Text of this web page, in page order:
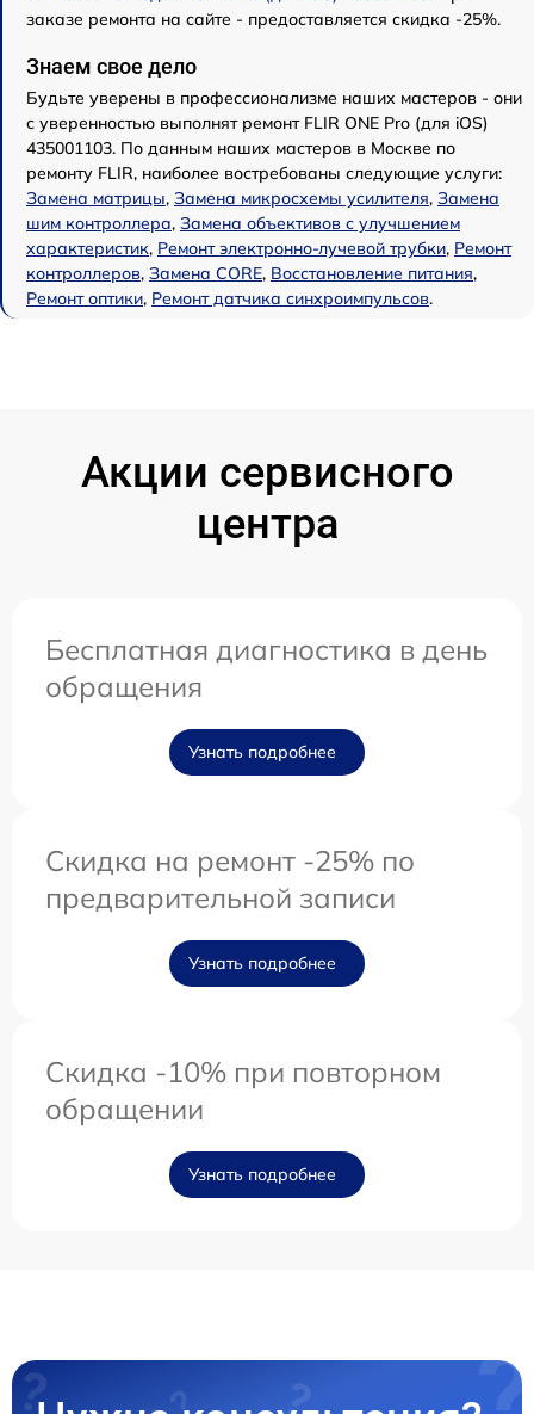
заказе ремонта на сайте - предоставляется скидка -25%.
Знаем свое дело
Будьте уверены в профессионализме наших мастеров - они
с уверенностью выполнят ремонт FLIR ONE Pro (для iOS)
435001103. По данным наших мастеров в Москве по
ремонту FLIR, наиболее востребованы следующие услуги:
Замена матрицы, Замена микросхемы усилителя, Замена
шим контроллера, Замена объективов с улучшением
характеристик, Ремонт электронно-лучевой трубки, Ремонт
контроллеров, Замена CORE, Восстановление питания,
Ремонт оптики, Ремонт датчика синхроимпульсов.
Акции сервисного
центра
Бесплатная диагностика в день
обращения
Узнать подробнее
Скидка на ремонт -25% по
предварительной записи
Узнать подробнее
Скидка -10% при повторном
обращении
Узнать подробнее